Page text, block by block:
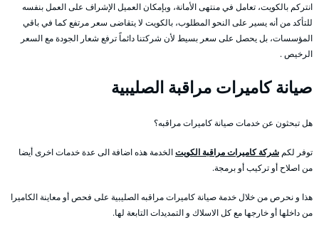
انتركم بالكويت، تعامل في منتهى الأمانة، وبإمكان العميل الإشراف على العمل بنفسه
للتأكد من أنه يسير على النحو المطلوب، بالكويت لا يتقاضى سعر مرتفع كما في باقي
المؤسسات، بل يحصل على سعر بسيط لأن شركتنا دائماً ترفع شعار الجودة مع السعر
الرخيص .
صيانة كاميرات مراقبة الصليبية
هل تبحثون عن خدمات صيانة كاميرات مراقبه؟
توفر لكم شركة كاميرات مراقبة الكويتالخدمة هذه اضافة الى عدة خدمات اخرى أيضا
من اصلاح أو تركيب أو برمجة.
هذا و نحرص من خلال خدمة صيانة كاميرات مراقبه الصليبية على فحص أو معاينة الكاميرا
من داخلها أو خارجها مع كل الاسلاك و التمديدات التابعة لها.